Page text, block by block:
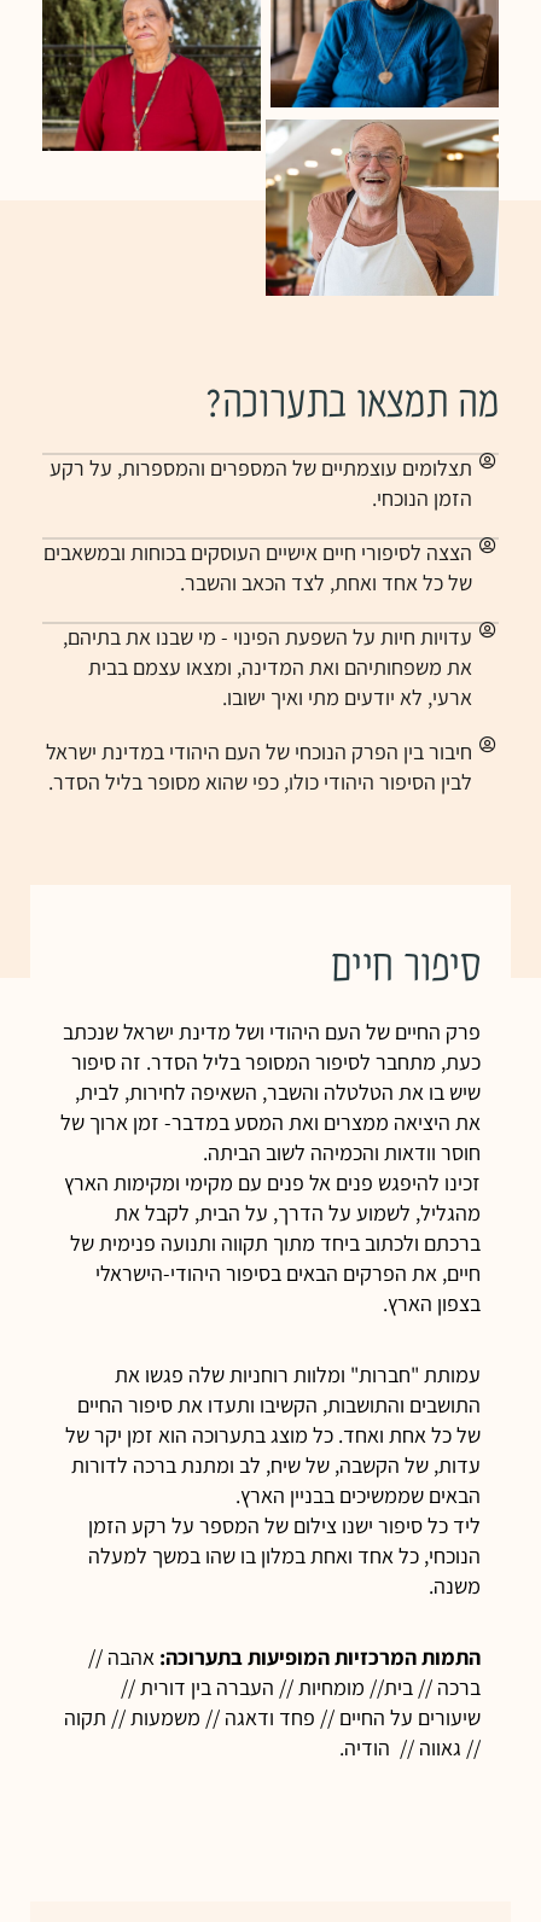
מה תמצאו בתערוכה?
תצלומים עוצמתיים של המספרים והמספרות, על רקע
הזמן הנוכחי.
הצצה לסיפורי חיים אישיים העוסקים בכוחות ובמשאבים
של כל אחד ואחת, לצד הכאב והשבר.
עדויות חיות על השפעת הפינוי - מי שבנו את בתיהם,
את משפחותיהם ואת המדינה, ומצאו עצמם בבית
ארעי, לא יודעים מתי ואיך ישובו.
חיבור בין הפרק הנוכחי של העם היהודי במדינת ישראל
לבין הסיפור היהודי כולו, כפי שהוא מסופר בליל הסדר.
סיפור חיים
פרק החיים של העם היהודי ושל מדינת ישראל שנכתב
כעת, מתחבר לסיפור המסופר בליל הסדר. זה סיפור
שיש בו את הטלטלה והשבר, השאיפה לחירות, לבית,
את היציאה ממצרים ואת המסע במדבר- זמן ארוך של
חוסר וודאות והכמיהה לשוב הביתה.
זכינו להיפגש פנים אל פנים עם מקימי ומקימות הארץ
מהגליל, לשמוע על הדרך, על הבית, לקבל את
ברכתם ולכתוב ביחד מתוך תקווה ותנועה פנימית של
חיים, את הפרקים הבאים בסיפור היהודי-הישראלי
בצפון הארץ.
עמותת "חברות" ומלוות רוחניות שלה פגשו את
התושבים והתושבות, הקשיבו ותעדו את סיפור החיים
של כל אחת ואחד. כל מוצג בתערוכה הוא זמן יקר של
עדות, של הקשבה, של שיח, לב ומתנת ברכה לדורות
הבאים שממשיכים בבניין הארץ.
ליד כל סיפור ישנו צילום של המספר על רקע הזמן
הנוכחי, כל אחד ואחת במלון בו שהו במשך למעלה
משנה.
התמות המרכזיות המופיעות בתערוכה: אהבה //
ברכה // בית// מומחיות // העברה בין דורית //
שיעורים על החיים // פחד ודאגה // משמעות // תקוה
// גאווה // הודיה.